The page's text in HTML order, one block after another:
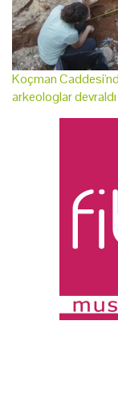
Koçman
arkeologlar devraldı